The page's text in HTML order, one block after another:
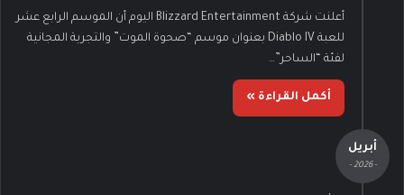
أعلنت شركة Blizzard Entertainment اليوم أن الموسم الرابع عشر
للعبة Diablo IV بعنوان موسم “صحوة الموت” والتجربة المجانية
لفئة “الساحر”…
أكمل القراءة »
أبريل
- 2026 -